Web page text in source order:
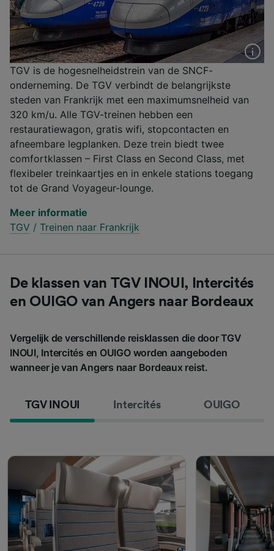
TGV is de hogesnelheidstrein van de SNCF-
onderneming. De TGV verbindt de belangrijkste
steden van Frankrijk met een maximumsnelheid van
320 km/u. Alle TGV-treinen hebben een
restauratiewagon, gratis wifi, stopcontacten en
afneembare legplanken. Deze trein biedt twee
comfortklassen – First Class en Second Class, met
flexibeler treinkaartjes en in enkele stations toegang
tot de Grand Voyageur-lounge.
Meer informatie
TGV / Treinen naar Frankrijk
De klassen van TGV INOUI, Intercités
en OUIGO van Angers naar Bordeaux
Vergelijk de verschillende reisklassen die door TGV
INOUI, Intercités en OUIGO worden aangeboden
wanneer je van Angers naar Bordeaux reist.
TGV INOUI Intercités OUIGO